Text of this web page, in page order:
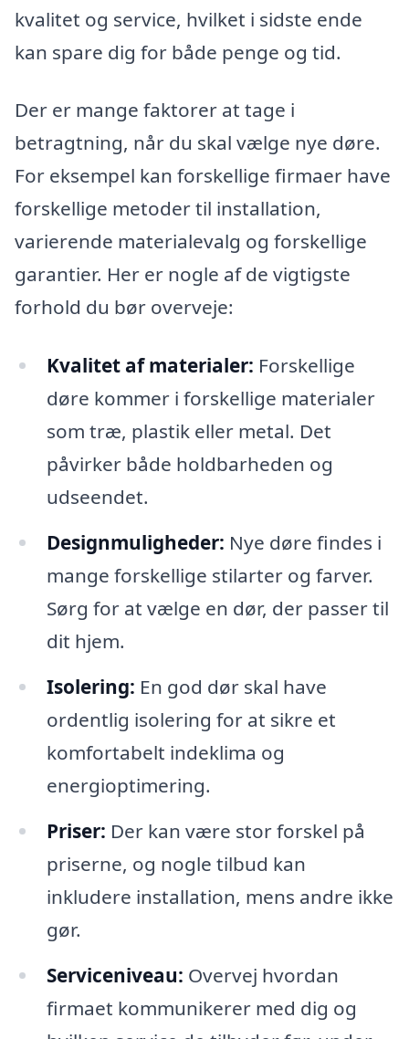
kvalitet og service, hvilket i sidste ende
kan spare dig for både penge og tid.
Der er mange faktorer at tage i
betragtning, når du skal vælge nye døre.
For eksempel kan forskellige firmaer have
forskellige metoder til installation,
varierende materialevalg og forskellige
garantier. Her er nogle af de vigtigste
forhold du bør overveje:
Kvalitet af materialer: Forskellige
døre kommer i forskellige materialer
som træ, plastik eller metal. Det
påvirker både holdbarheden og
udseendet.
Designmuligheder: Nye døre findes i
mange forskellige stilarter og farver.
Sørg for at vælge en dør, der passer til
dit hjem.
Isolering: En god dør skal have
ordentlig isolering for at sikre et
komfortabelt indeklima og
energioptimering.
Priser: Der kan være stor forskel på
priserne, og nogle tilbud kan
inkludere installation, mens andre ikke
gør.
Serviceniveau: Overvej hvordan
firmaet kommunikerer med dig og